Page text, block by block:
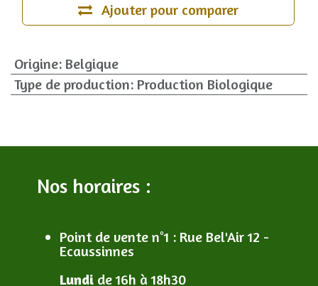
Ajouter pour comparer
Origine: Belgique
Type de production: Production Biologique
Nos horaires :
Point de vente n°1 : Rue Bel'Air 12 -
Ecaussinnes
Lundi de 16h à 18h30